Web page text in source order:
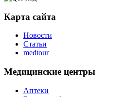
Карта сайта
Новости
Статьи
medtour
Медицинские центры
Аптеки